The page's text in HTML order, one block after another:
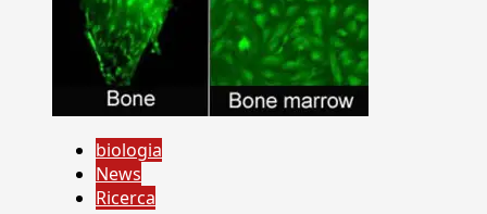
biologia
News
Ricerca